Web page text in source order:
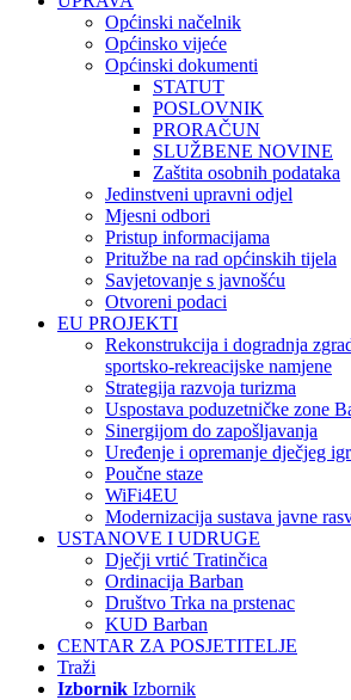
Općinski načelnik
Općinsko vijeće
Općinski dokumenti
STATUT
POSLOVNIK
PRORAČUN
SLUŽBENE NOVINE
Zaštita osobnih podataka
Jedinstveni upravni odjel
Mjesni odbori
Pristup informacijama
Pritužbe na rad općinskih tijela
Savjetovanje s javnošću
Otvoreni podaci
EU PROJEKTI
Rekonstrukcija i dogradnja
sportsko-rekreacijske namjene
Strategija razvoja turizma
Uspostava poduzetničke zone
Sinergijom do zapošljavanja
Uređenje i opremanje dječjeg
Poučne staze
WiFi4EU
Modernizacija sustava javne
USTANOVE I UDRUGE
Dječji vrtić Tratinčica
Ordinacija Barban
Društvo Trka na prstenac
KUD Barban
CENTAR ZA POSJETITELJE
Traži
Izbornik Izbornik